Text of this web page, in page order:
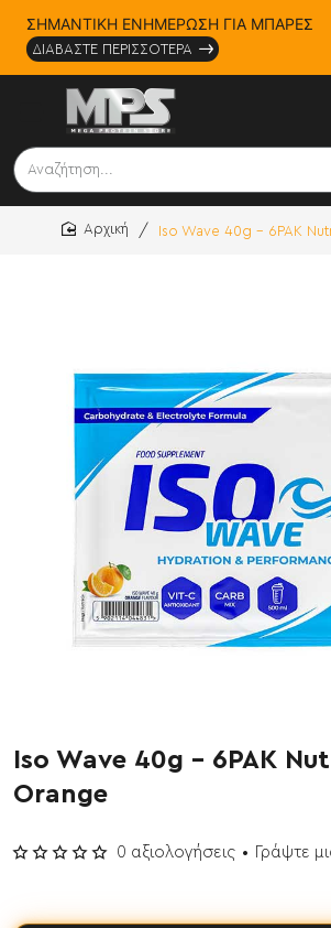
ΣΗΜΑΝΤΙΚΗ ΕΝΗΜΕΡΩΣΗ ΓΙΑ ΜΠΑΡΕΣ
ΔΙΑΒΑΣΤΕ ΠΕΡΙΣΣΟΤΕΡΑ
Αναζήτηση...
Iso Wave 40g - 6PAK
Iso Wave 40g - 6PAK
Orange
0 αξιολογήσεις • Γράψτε